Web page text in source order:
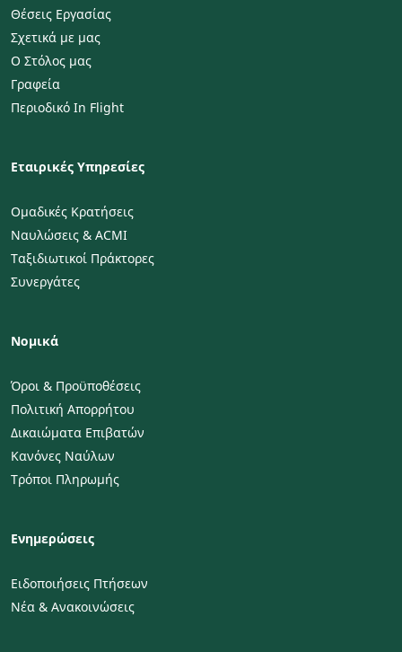
Θέσεις Εργασίας
Σχετικά με μας
Ο Στόλος μας
Γραφεία
Περιοδικό In Flight
Εταιρικές Υπηρεσίες
Ομαδικές Κρατήσεις
Ναυλώσεις & ACMI
Ταξιδιωτικοί Πράκτορες
Συνεργάτες
Νομικά
Όροι & Προϋποθέσεις
Πολιτική Απορρήτου
Δικαιώματα Επιβατών
Κανόνες Ναύλων
Τρόποι Πληρωμής
Ενημερώσεις
Ειδοποιήσεις Πτήσεων
Νέα & Ανακοινώσεις